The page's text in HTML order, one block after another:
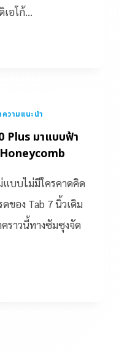
เอโก้…
วามแนะนำ
Plus มาแบบฟ้า
แบบไม่มีใครคาดคิด
ของ Tab 7 นิ้วเดิม
ราวนี้ทางซัมซุงจัด